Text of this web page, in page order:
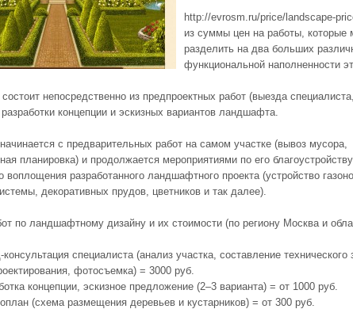
http://evrosm.ru/price/landscape-
из суммы цен на работы, которые
разделить на два больших
функциональной наполненности
непосредственно из предпроектных работ (выезда
концепции и эскизных вариантов ландшафта.
с предварительных работ на самом участке (вывоз мусора,
планировка) и продолжается мероприятиями по его
воплощения разработанного ландшафтного проекта (устройство
декоративных прудов, цветников и так далее).
по ландшафтному дизайну и их стоимости (по региону Москва и
консультация специалиста (анализ участка, составление технического
фотосъемка) = 3000 руб.
концепции, эскизное предложение (2–3 варианта) = от 1000 руб.
(схема размещения деревьев и кустарников) = от 300 руб.